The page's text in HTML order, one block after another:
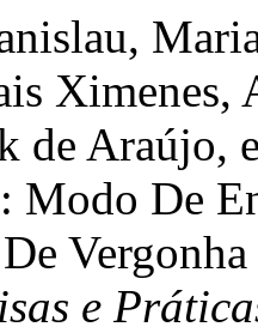
Ximenes,
de Araújo,
Modo De
e